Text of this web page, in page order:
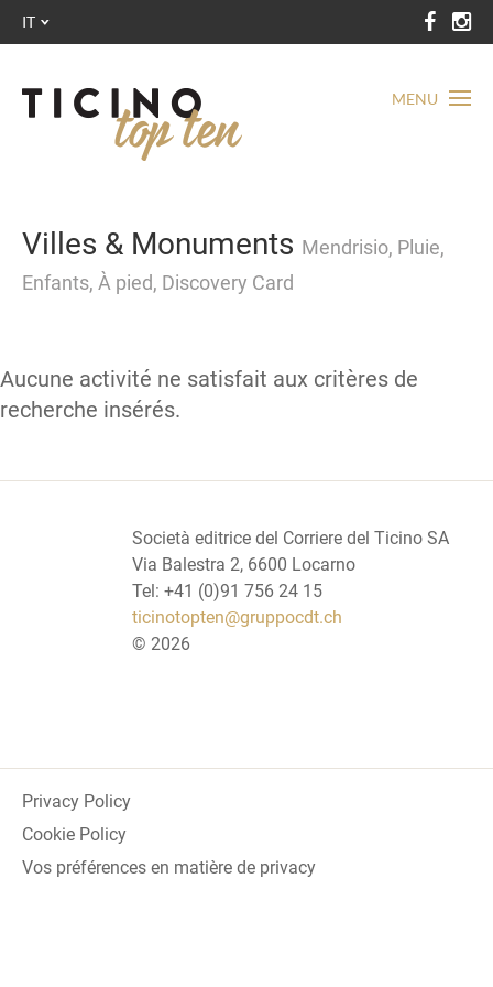
MENU
IT
Villes & Monuments Mendrisio, Pluie,
Enfants, À pied, Discovery Card
Aucune activité ne satisfait aux critères de
recherche insérés.
Società editrice del Corriere del Ticino SA
Via Balestra 2, 6600 Locarno
Tel: +41 (0)91 756 24 15
ticinotopten@gruppocdt.ch
© 2026
Privacy Policy
Cookie Policy
Vos préférences en matière de privacy